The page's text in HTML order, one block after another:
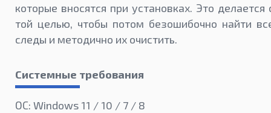
которые вносятся при установках. Это делается
той целью, чтобы потом безошибочно найти
следы и методично их очистить.
Системные требования
ОС: Windows 11 / 10 / 7 / 8